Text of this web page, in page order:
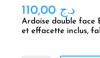
د.ج 110,00
Ardoise double face
et effacette inclus,